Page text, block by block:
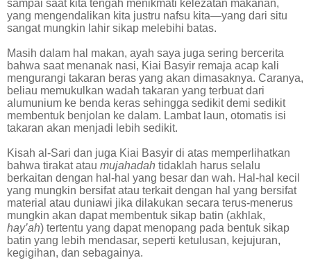
sampai saat kita tengah menikmati kelezatan makanan,
yang mengendalikan kita justru nafsu kita—yang dari situ
sangat mungkin lahir sikap melebihi batas.
Masih dalam hal makan, ayah saya juga sering bercerita
bahwa saat menanak nasi, Kiai Basyir remaja acap kali
mengurangi takaran beras yang akan dimasaknya. Caranya,
beliau memukulkan wadah takaran yang terbuat dari
alumunium ke benda keras sehingga sedikit demi sedikit
membentuk benjolan ke dalam. Lambat laun, otomatis isi
takaran akan menjadi lebih sedikit.
Kisah al-Sari dan juga Kiai Basyir di atas memperlihatkan
bahwa tirakat atau mujahadah tidaklah harus selalu
berkaitan dengan hal-hal yang besar dan wah. Hal-hal kecil
yang mungkin bersifat atau terkait dengan hal yang bersifat
material atau duniawi jika dilakukan secara terus-menerus
mungkin akan dapat membentuk sikap batin (akhlak,
hay’ah) tertentu yang dapat menopang pada bentuk sikap
batin yang lebih mendasar, seperti ketulusan, kejujuran,
kegigihan, dan sebagainya.